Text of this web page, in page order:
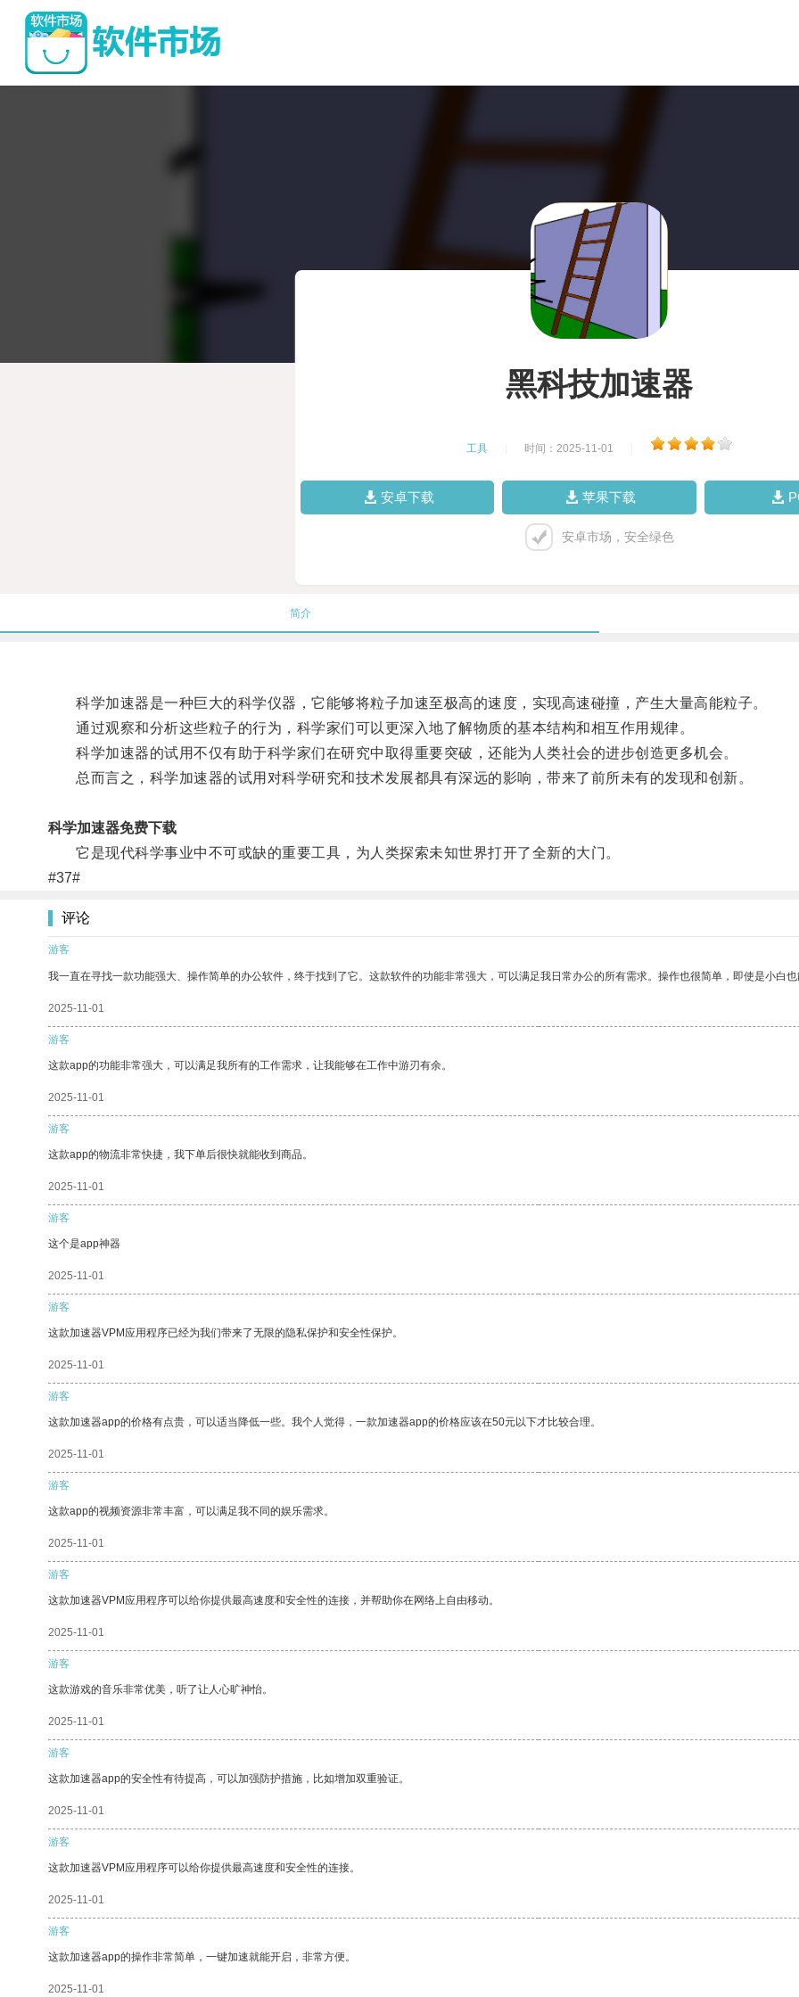
黑科技加速器
工具 时间：2025-11-01
安卓下载 苹果下载
安卓市场，安全绿色
简介
科学加速器是一种巨大的科学仪器，它能够将粒子加速至极高的速度，实现高速碰撞，产生大量高能粒子。
通过观察和分析这些粒子的行为，科学家们可以更深入地了解物质的基本结构和相互作用规律。
科学加速器的试用不仅有助于科学家们在研究中取得重要突破，还能为人类社会的进步创造更多机会。
总而言之，科学加速器的试用对科学研究和技术发展都具有深远的影响，带来了前所未有的发现和创新。
科学加速器免费下载
它是现代科学事业中不可或缺的重要工具，为人类探索未知世界打开了全新的大门。
#37#
评论
游客
我一直在寻找一款功能强大、操作简单的办公软件，终于找到了它。这款软件的功能非常强大，可以满足我日常办公的所有需求。操作也很简单，即使是小白也
2025-11-01
游客
这款app的功能非常强大，可以满足我所有的工作需求，让我能够在工作中游刃有余。
2025-11-01
游客
这款app的物流非常快捷，我下单后很快就能收到商品。
2025-11-01
游客
这个是app神器
2025-11-01
游客
这款加速器VPM应用程序已经为我们带来了无限的隐私保护和安全性保护。
2025-11-01
游客
这款加速器app的价格有点贵，可以适当降低一些。我个人觉得，一款加速器app的价格应该在50元以下才比较合理。
2025-11-01
游客
这款app的视频资源非常丰富，可以满足我不同的娱乐需求。
2025-11-01
游客
这款加速器VPM应用程序可以给你提供最高速度和安全性的连接，并帮助你在网络上自由移动。
2025-11-01
游客
这款游戏的音乐非常优美，听了让人心旷神怡。
2025-11-01
游客
这款加速器app的安全性有待提高，可以加强防护措施，比如增加双重验证。
2025-11-01
游客
这款加速器VPM应用程序可以给你提供最高速度和安全性的连接。
2025-11-01
游客
这款加速器app的操作非常简单，一键加速就能开启，非常方便。
2025-11-01